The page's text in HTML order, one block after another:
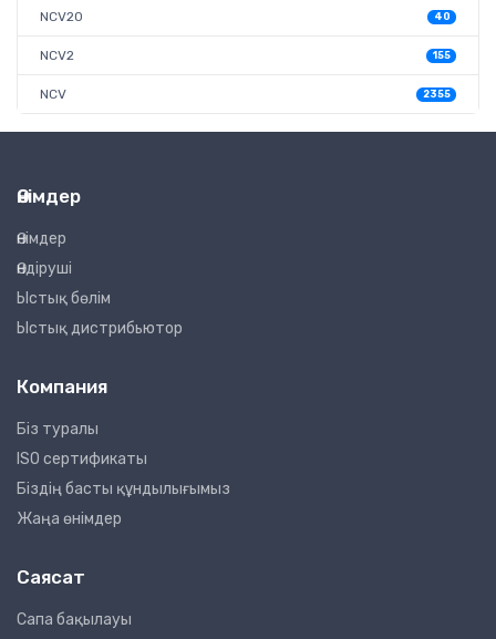
NCV20 40
NCV2 155
NCV 2355
Өнімдер
Өнімдер
Өндіруші
Ыстық бөлім
Ыстық дистрибьютор
Компания
Біз туралы
ISO сертификаты
Біздің басты құндылығымыз
Жаңа өнімдер
Саясат
Сапа бақылауы